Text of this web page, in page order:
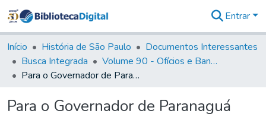
&
Coleções
Tudo na
Biblioteca
Estatísticas
Entrar
Início História de São Paulo
Documentos Interessantes
Busca Integrada
Volume 90 - Ofícios e Bandos do Capitão General, Conde de Palma, aos funcionários da Capitania (1814- 1817)
Para o Governador de Paranaguá
Para o Governador de Paranaguá